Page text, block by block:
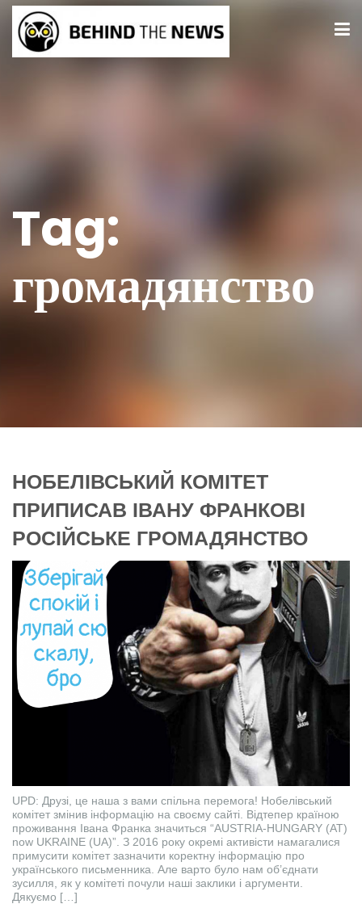
Tag:
громадянство
НОБЕЛІВСЬКИЙ КОМІТЕТ
ПРИПИСАВ ІВАНУ ФРАНКОВІ
РОСІЙСЬКЕ ГРОМАДЯНСТВО
UPD: Друзі, це наша з вами спільна перемога! Нобелівський
комітет змінив інформацію на своєму сайті. Відтепер країною
проживання Івана Франка значиться “AUSTRIA-HUNGARY (AT)
now UKRAINE (UA)”. З 2016 року окремі активісти намагалися
примусити комітет зазначити коректну інформацію про
українського письменника. Але варто було нам об’єднати
зусилля, як у комітеті почули наші заклики і аргументи.
Дякуємо […]